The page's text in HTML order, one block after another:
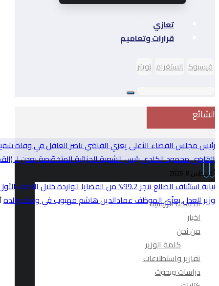
تعازي
قرارات وتعاميم
فيسبوك انستغرام تويتر
الشائع
رئيس مجلس القضاء الأعلى يعزي القاضي ناصر العاقل في وفاة
القاضي محمود الكلدي رئيس الشعبة الجزائية المتخصّصة بعدن لـ
أغسطس 8, 2026
نيابة استئناف الضالع تنجز 99.2% من القضايا الواردة خلال النصف الأول من العام 2026
وزير العدل يعزّي الموظف عمادالدين هاشم مهيوب في وفاة والده
الصفحة الرئيسية
اخبار
من نحن
كلمة الوزير
تقارير واستطلاعات
دراسات وبحوث